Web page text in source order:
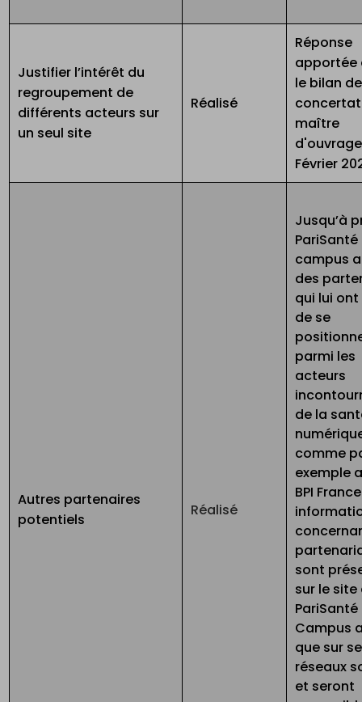
Justifier l’intérêt du
regroupement de
différents acteurs sur
un seul site
Réalisé
Réponse
apportée
le bilan
maître
Février
Autres partenaires
potentiels
Réalisé
Jusqu’à
PariSanté
campus
des
qui lui
de se
parmi les
acteurs
de la
comme
exemple
BPI
sont
sur le site
PariSanté
Campus
que sur
réseaux
et seront